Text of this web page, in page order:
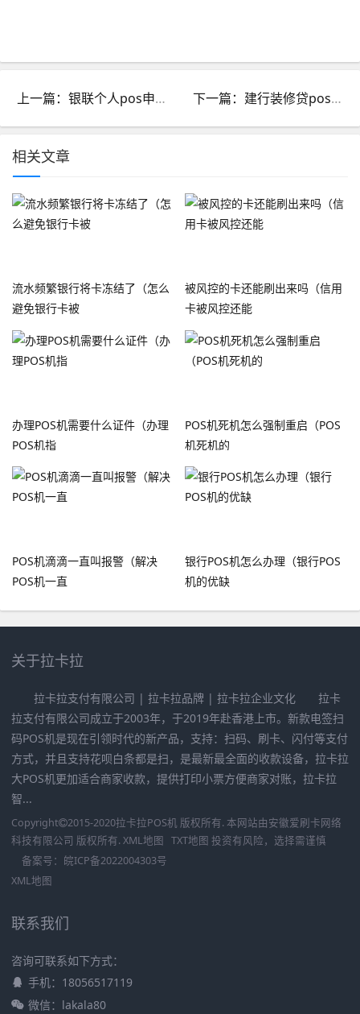
上一篇：银联个人pos申请失败怎么办_银联pos机申请流程 下一篇：建行装修贷pos机刷不了出现收款方问题_建行装修贷用什么pos机刷出来
相关文章
流水频繁银行将卡冻结了（怎么
避免银行卡被
被风控的卡还能刷出来吗（信用
卡被风控还能
办理POS机需要什么证件（办理
POS机指
POS机死机怎么强制重启（POS
机死机的
POS机滴滴一直叫报警（解决
POS机一直
银行POS机怎么办理（银行POS
机的优缺
关于拉卡拉
拉卡拉支付有限公司 | 拉卡拉品牌 | 拉卡拉企业文化 拉卡
拉支付有限公司成立于2003年，于2019年赴香港上市。新款电签扫
码POS机是现在引领时代的新产品，支持：扫码、刷卡、闪付等支付
方式，并且支持花呗白条都是扫，是最新最全面的收款设备，拉卡拉
大POS机更加适合商家收款，提供打印小票方便商家对账，拉卡拉
智...
Copyright 2015-2020拉卡拉POS机 版权所有. 本网站由安徽爱刷卡网络
科技有限公司 版权所有. XML地图 TXT地图 投资有风险，选择需谨慎
备案号： 皖ICP备2022004303号
XML地图
联系我们
咨询可联系如下方式：
手机：18056517119
微信：lakala80